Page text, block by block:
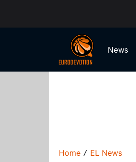
News
Home / EL News